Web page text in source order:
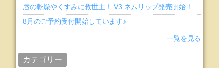
唇の乾燥やくすみに救世主！ V3 ネムリップ発売開始！
8月のご予約受付開始しています♪
一覧を見る
カテゴリー